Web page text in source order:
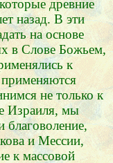
древние
назад. В эти
на основе
в Слове Божьем,
к
применяются
не только к
Израиля, мы
благоволение,
и Мессии,
к массовой